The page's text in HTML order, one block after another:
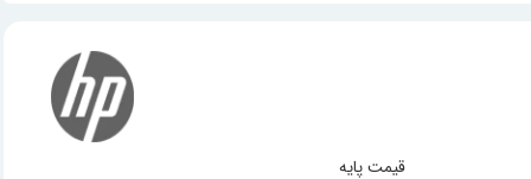
قیمت پایه